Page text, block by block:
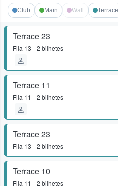
Club Main Wall Terrace
Terrace 23
Fila 13 2 bilhetes
Terrace 11
Fila 11 2 bilhetes
Terrace 23
Fila 13 2 bilhetes
Terrace 10
Fila 11 2 bilhetes